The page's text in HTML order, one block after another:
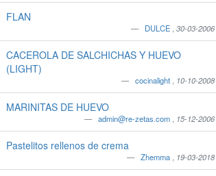
FLAN
DULCE ,30-03-2006
CACEROLA DE SALCHICHAS Y HUEVO
(LIGHT)
cocinalight 10-10-2008
MARINITAS DE HUEVO
admin@re-zetas.com 15-12-2006
Pastelitos rellenos de crema
Zhemma 19-03-2018